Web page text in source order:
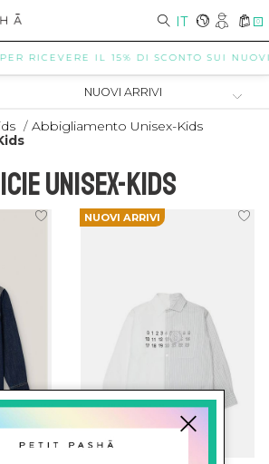
IT 0
RICEVERE IL 15% DI SCONTO SUI
/ Abbigliamento Unisex-Kids
UNISEX-KIDS
NUOVI ARRIVI